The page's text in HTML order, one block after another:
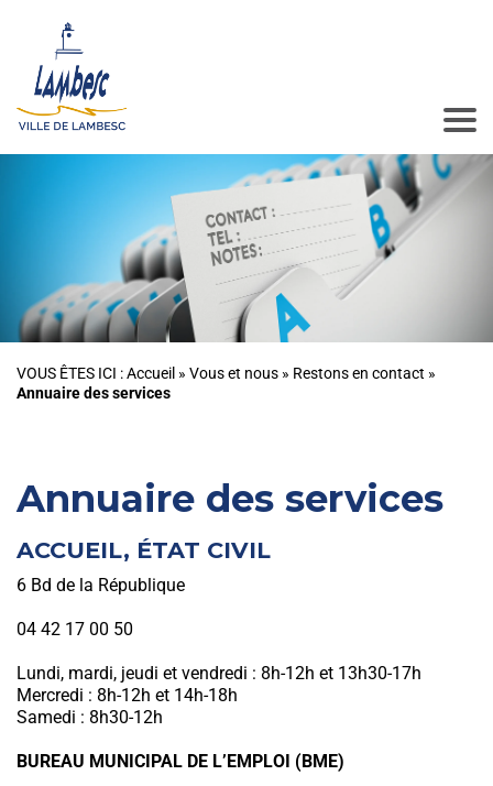
VOUS ÊTES ICI :Accueil » Vous et nous » Restons en contact »
Annuaire des services
Annuaire des services
ACCUEIL, ÉTAT CIVIL
6 Bd de la République
04 42 17 00 50
Lundi, mardi, jeudi et vendredi : 8h-12h et 13h30-17h
Mercredi : 8h-12h et 14h-18h
Samedi : 8h30-12h
BUREAU MUNICIPAL DE L’EMPLOI (BME)